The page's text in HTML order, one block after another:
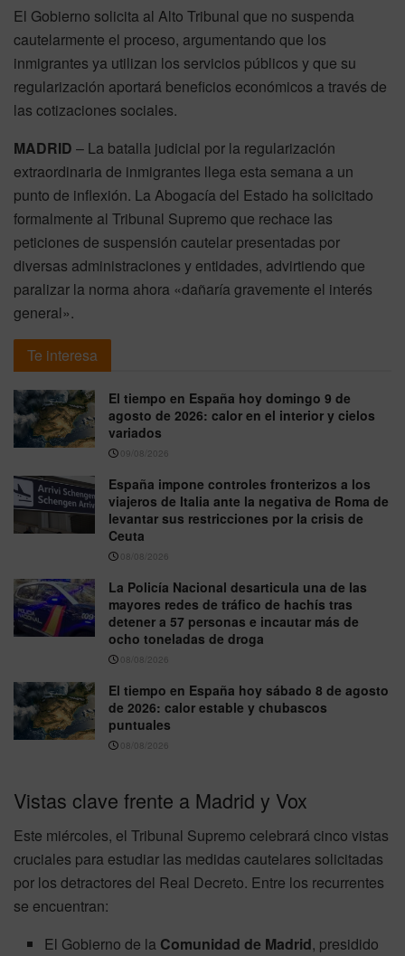
El Gobierno solicita al Alto Tribunal que no suspenda
cautelarmente el proceso, argumentando que los
inmigrantes ya utilizan los servicios públicos y que su
regularización aportará beneficios económicos a través de
las cotizaciones sociales.
MADRID – La batalla judicial por la regularización
extraordinaria de inmigrantes llega esta semana a un
punto de inflexión. La Abogacía del Estado ha solicitado
formalmente al Tribunal Supremo que rechace las
peticiones de suspensión cautelar presentadas por
diversas administraciones y entidades, advirtiendo que
paralizar la norma ahora «dañaría gravemente el interés
general».
Te interesa
El tiempo en España hoy domingo 9 de
agosto de 2026: calor en el interior y cielos
variados
09/08/2026
España impone controles fronterizos a los
viajeros de Italia ante la negativa de Roma de
levantar sus restricciones por la crisis de
Ceuta
08/08/2026
La Policía Nacional desarticula una de las
mayores redes de tráfico de hachís tras
detener a 57 personas e incautar más de
ocho toneladas de droga
08/08/2026
El tiempo en España hoy sábado 8 de agosto
de 2026: calor estable y chubascos
puntuales
08/08/2026
Vistas clave frente a Madrid y Vox
Este miércoles, el Tribunal Supremo celebrará cinco vistas
cruciales para estudiar las medidas cautelares solicitadas
por los detractores del Real Decreto. Entre los recurrentes
se encuentran:
El Gobierno de la Comunidad de Madrid, presidido